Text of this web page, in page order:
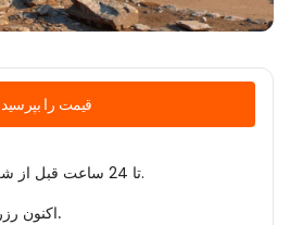
قیمت را بپرسید
تا 24 ساعت قبل از شروع تور می تواند لغو شود.
اکنون رزرو کنید و بعداً پرداخت کنید.